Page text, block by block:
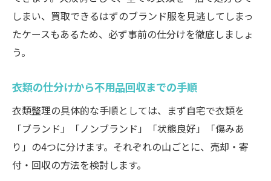
しまい、買取できるはずのブランド服を見逃してしまっ
たケースもあるため、必ず事前の仕分けを徹底しましょ
う。
衣類の仕分けから不用品回収までの手順
衣類整理の具体的な手順としては、まず自宅で衣類を
「ブランド」「ノンブランド」「状態良好」「傷みあ
り」の4つに分けます。それぞれの山ごとに、売却・寄
付・回収の方法を検討します。